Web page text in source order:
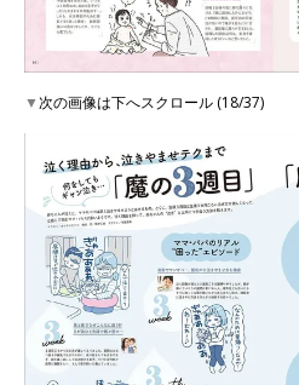
▼次の画像は下へスクロール (18/37)